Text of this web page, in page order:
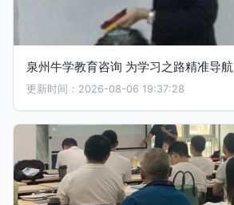
泉州牛学教育咨询 为学习之路精准导航
更新时间：2026-08-06 19:37:28